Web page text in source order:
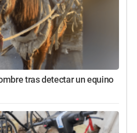
tras detectar un equino